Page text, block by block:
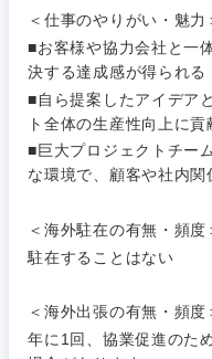
＜仕事のやりがい・魅力
■お客様や協力会社と一
決する達成感が得られる
■自ら提案したアイデア
ト全体の生産性向上に貢
■巨大プロジェクトチー
な環境で、顧客や社内
＜海外駐在の有無・頻度
駐在することはない
＜海外出張の有無・頻度
年に1回、協業促進のた
営業
サービス
クリエイ
ティブ
コンサル
タント
専門職
サービス
クリエイティブ
コンサルタント
専門職
技術職（IT）、Web
金融専門職
メディカル・
金融
建設・不動産
倉庫・運輸・物
小売・通販・外食
急募
上場企業
外資系企業
転勤なし
フルリモート